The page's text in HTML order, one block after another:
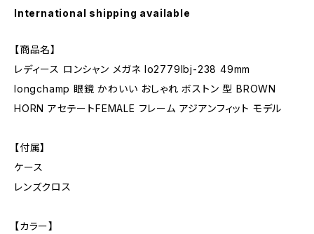
International shipping available
【商品名】
レディース ロンシャン メガネ lo2779lbj-238 49mm
longchamp 眼鏡 かわいい おしゃれ ボストン 型 BROWN
HORN アセテートFEMALE フレーム アジアンフィット モデル
【付属】
ケース
レンズクロス
【カラー】